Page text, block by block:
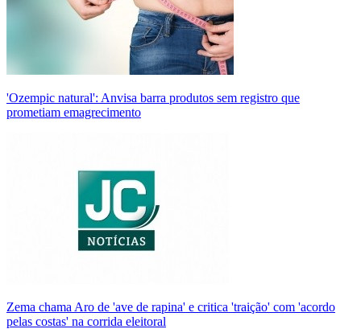
'Ozempic natural': Anvisa barra produtos sem registro que
prometiam emagrecimento
Zema chama Aro de 'ave de rapina' e critica 'traição' com 'acordo
pelas costas' na corrida eleitoral